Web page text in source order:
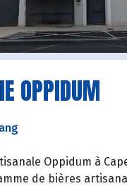
OPPIDUM
Oppidum à
de bières